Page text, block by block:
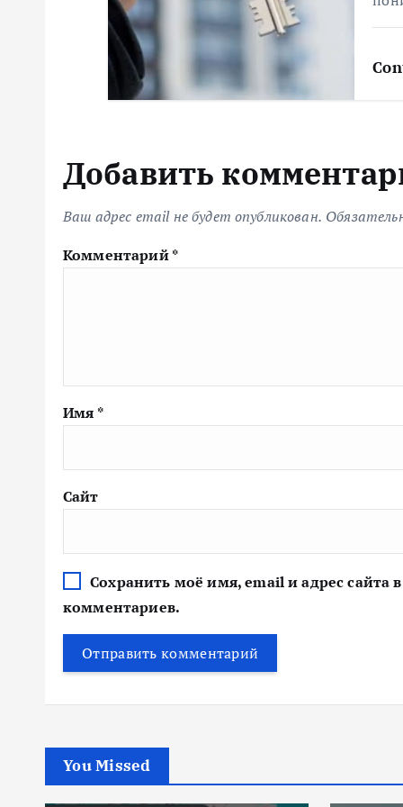
Добавить
Ваш адрес email не будет опубликован.
Комментарий*
Имя *
Сайт
Сохранить моё имя, email и адрес сайта
комментариев.
You Missed